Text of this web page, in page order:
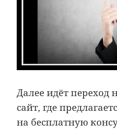
Далее идёт переход
сайт, где
на бесплатную